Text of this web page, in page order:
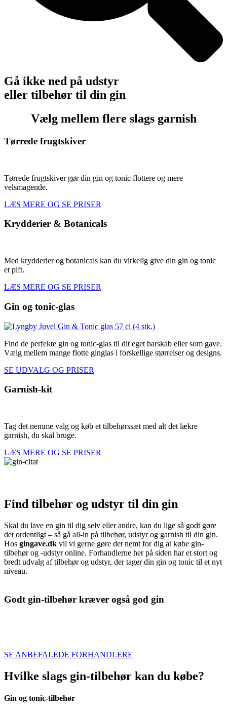
Gå ikke ned på udstyr
eller tilbehør til din gin
Vælg mellem flere slags garnish
Tørrede frugtskiver
Tørrede frugtskiver gør din gin og tonic flottere og mere
velsmagende.
LÆS MERE OG SE PRISER
Krydderier & Botanicals
Med krydderier og botanicals kan du virkelig give din gin og tonic
et pift.
LÆS MERE OG SE PRISER
Gin og tonic-glas
Find de perfekte gin og tonic-glas til dit eget barskab eller som gave.
Vælg mellem mange flotte ginglas i forskellige størrelser og designs.
SE UDVALG OG PRISER
Garnish-kit
Tag det nemme valg og køb et tilbehørssæt med alt det lækre
garnish, du skal bruge.
LÆS MERE OG SE PRISER
Find tilbehør og udstyr til din gin
Skal du lave en gin til dig selv eller andre, kan du lige så godt gøre
det ordentligt – så gå all-in på tilbehør, udstyr og garnish til din gin.
Hos gingave.dk vil vi gerne gøre det nemt for dig at købe gin-
tilbehør og -udstyr online. Forhandlerne her på siden har et stort og
bredt udvalg af tilbehør og udstyr, der tager din gin og tonic til et nyt
niveau.
Godt gin-tilbehør kræver også god gin
SE ANBEFALEDE FORHANDLERE
Hvilke slags gin-tilbehør kan du købe?
Gin og tonic-tilbehør